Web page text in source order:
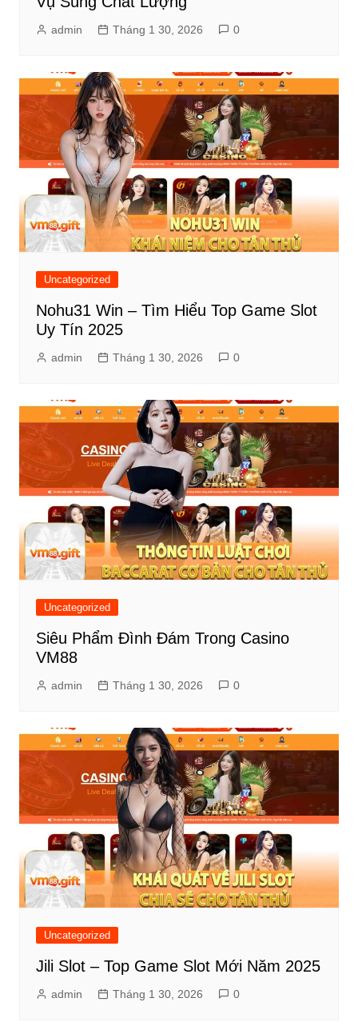
admin Tháng 1 30, 2026 0
Uncategorized
Nohu31 Win – Tìm Hiểu Top Game Slot
Uy Tín 2025
admin Tháng 1 30, 2026 0
Uncategorized
Siêu Phẩm Đình Đám Trong Casino
VM88
admin Tháng 1 30, 2026 0
Uncategorized
Jili Slot – Top Game Slot Mới Năm 2025
admin Tháng 1 30, 2026 0